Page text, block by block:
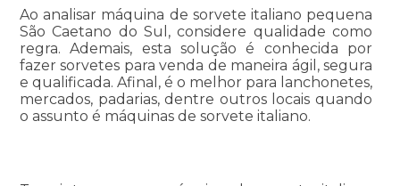
Ao analisar máquina de sorvete italiano pequena
São Caetano do Sul, considere qualidade como
regra. Ademais, esta solução é conhecida por
fazer sorvetes para venda de maneira ágil, segura
e qualificada. Afinal, é o melhor para lanchonetes,
mercados, padarias, dentre outros locais quando
o assunto é máquinas de sorvete italiano.